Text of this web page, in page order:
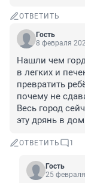
ОТВЕТИТЬ
Гость
8 февраля
Нашли чем
в легких и
превратить
почему не
Весь город
эту дрянь в
ОТВЕТИТЬ 1
Гость
25